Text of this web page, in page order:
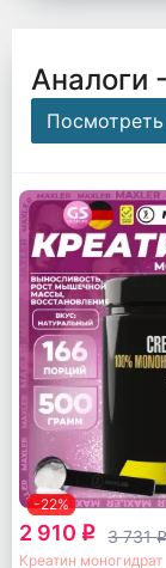
Аналоги
-22%
2 910 q 3 731
Креатин моногидрат